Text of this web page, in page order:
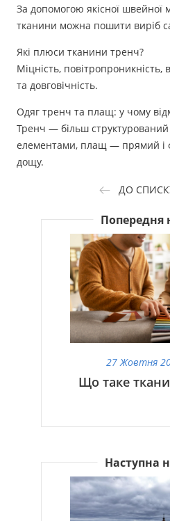
За допомогою якісної швейної
тканини можна пошити виріб
Які плюси тканини тренч?
Міцність,
та довговічність.
Одяг тренч та плащ: у чому
Тренч — більш
елементами, плащ — прямий і
дощу.
ДО
Попередня
27 Жовтня
Що таке
Наступна